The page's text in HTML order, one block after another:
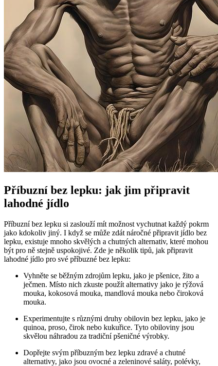
Příbuzní bez lepku: jak jim připravit
lahodné jídlo
Příbuzní bez lepku si zaslouží mít možnost vychutnat každý pokrm
jako kdokoliv jiný. I když se může zdát náročné připravit jídlo bez
lepku, existuje mnoho skvělých a chutných alternativ, které mohou
být pro ně stejně uspokojivé. Zde je několik tipů, jak připravit
lahodné jídlo pro své příbuzné bez lepku:
Vyhněte se běžným zdrojům lepku, jako je pšenice, žito a
ječmen. Místo nich zkuste použít alternativy jako je rýžová
mouka, kokosová mouka, mandlová mouka nebo čiroková
mouka.
Experimentujte s různými druhy obilovin bez lepku, jako je
quinoa, proso, čirok nebo kukuřice. Tyto obiloviny jsou
skvělou náhradou za tradiční pšeničné výrobky.
Dopřejte svým příbuzným bez lepku zdravé a chutné
alternativy, jako jsou ovocné a zeleninové saláty, polévky,